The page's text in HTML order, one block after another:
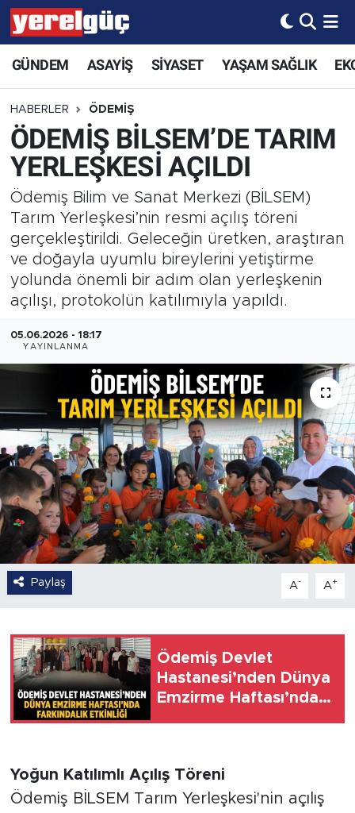
GÜNDEM ASAYİŞ SİYASET YAŞAM SAĞLIK
HABERLER ÖDEMİŞ
ÖDEMİŞ BİLSEM’DE TARIM
YERLEŞKESİ AÇILDI
Ödemiş Bilim ve Sanat Merkezi (BİLSEM)
Tarım Yerleşkesi’nin resmi açılış töreni
gerçekleştirildi. Geleceğin üretken, araştıran
ve doğayla uyumlu bireylerini yetiştirme
yolunda önemli bir adım olan yerleşkenin
açılışı, protokolün katılımıyla yapıldı.
05.06.2026 - 18:17
YAYINLANMA
Paylaş A- A+
Ödemiş Devlet
Hastanesi’nden Dünya
Emzirme Haftası’nda
Yoğun Katılımlı Açılış Töreni
Ödemiş BİLSEM Tarım Yerleşkesi'nin açılış